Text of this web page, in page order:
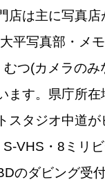
店は主に写真店
平写真部・メ
むつ(カメラのみ
ます。県庁所
スタジオ中道
VHS・8ミリビ
のダビング受